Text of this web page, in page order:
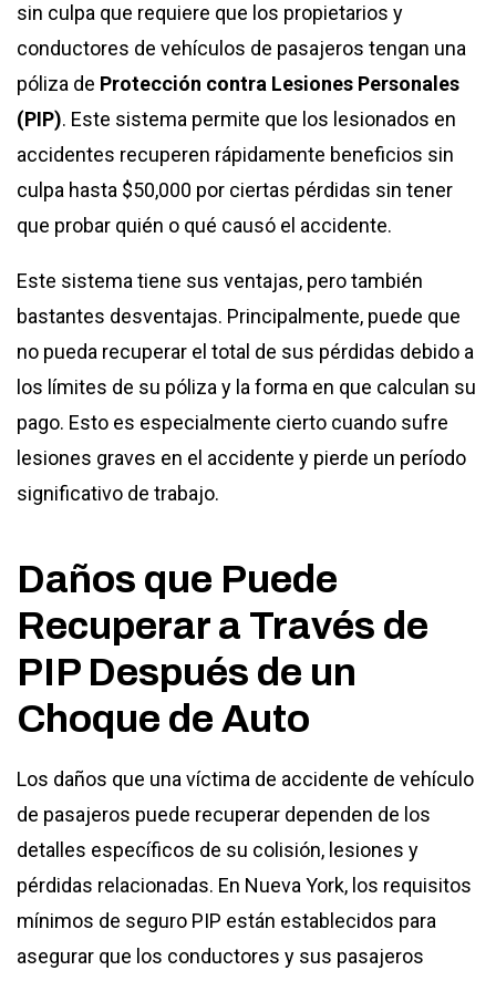
sin culpa que requiere que los propietarios y
conductores de vehículos de pasajeros tengan una
póliza de Protección contra Lesiones Personales
(PIP). Este sistema permite que los lesionados en
accidentes recuperen rápidamente beneficios sin
culpa hasta $50,000 por ciertas pérdidas sin tener
que probar quién o qué causó el accidente.
Este sistema tiene sus ventajas, pero también
bastantes desventajas. Principalmente, puede que
no pueda recuperar el total de sus pérdidas debido a
los límites de su póliza y la forma en que calculan su
pago. Esto es especialmente cierto cuando sufre
lesiones graves en el accidente y pierde un período
significativo de trabajo.
Daños que Puede
Recuperar a Través de
PIP Después de un
Choque de Auto
Los daños que una víctima de accidente de vehículo
de pasajeros puede recuperar dependen de los
detalles específicos de su colisión, lesiones y
pérdidas relacionadas. En Nueva York, los requisitos
mínimos de seguro PIP están establecidos para
asegurar que los conductores y sus pasajeros